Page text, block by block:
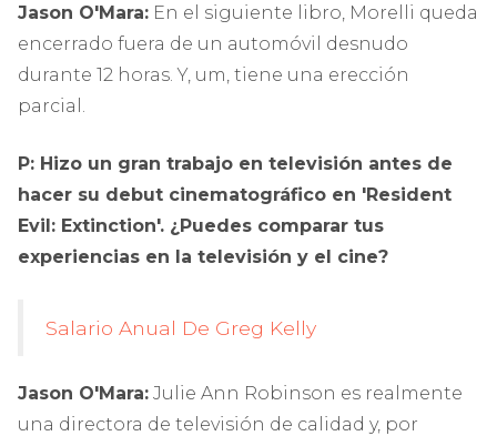
Jason O'Mara: En el siguiente libro, Morelli queda
encerrado fuera de un automóvil desnudo
durante 12 horas. Y, um, tiene una erección
parcial.
P: Hizo un gran trabajo en televisión antes de
hacer su debut cinematográfico en 'Resident
Evil: Extinction'. ¿Puedes comparar tus
experiencias en la televisión y el cine?
Salario Anual De Greg Kelly
Jason O'Mara: Julie Ann Robinson es realmente
una directora de televisión de calidad y, por